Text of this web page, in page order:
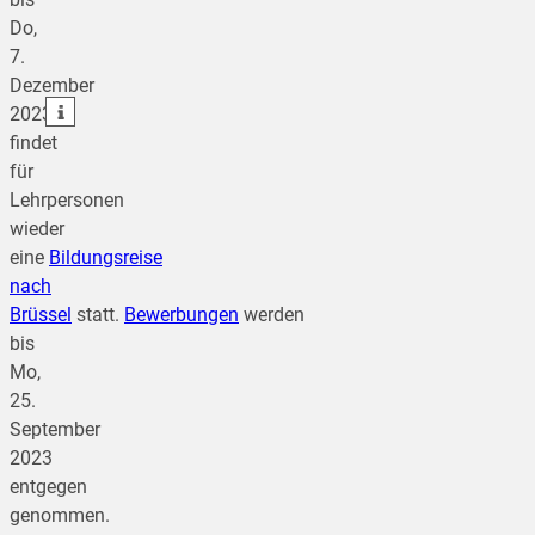
Do,
7.
Dezember
2023
findet
für
Lehrpersonen
wieder
eine Bildungsreise
nach
Brüssel statt. Bewerbungen werden
bis
Mo,
25.
September
2023
entgegen
genommen.
teilen